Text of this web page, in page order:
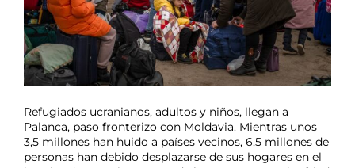
Refugiados ucranianos, adultos y niños, llegan a
Palanca, paso fronterizo con Moldavia. Mientras unos
3,5 millones han huido a países vecinos, 6,5 millones de
personas han debido desplazarse de sus hogares en el